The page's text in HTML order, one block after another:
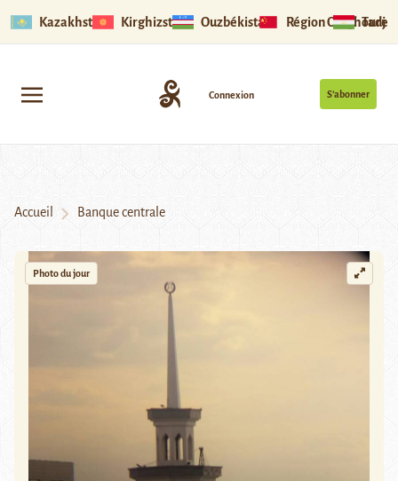
Kazakhstan Kirghizstan Ouzbékistan Région Ouïghoure
S’abonner
Connexion
Accueil Banque centrale
Photo du jour